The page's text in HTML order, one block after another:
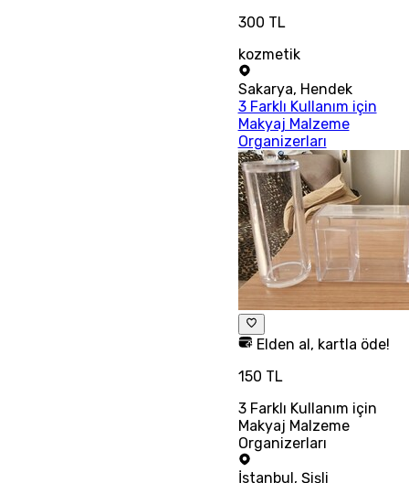
300 TL
kozmetik
Sakarya, Hendek
3 Farklı Kullanım için
Makyaj Malzeme
Organizerları
Elden al, kartla öde!
150 TL
3 Farklı Kullanım için
Makyaj Malzeme
Organizerları
İstanbul, Şişli